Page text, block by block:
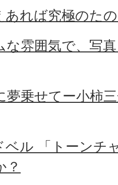
あれば究極のた
な雰囲気で、写
夢乗せてー小柿
ベル 「トーンチ
？